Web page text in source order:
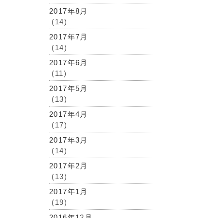
2017年8月
(14)
2017年7月
(14)
2017年6月
(11)
2017年5月
(13)
2017年4月
(17)
2017年3月
(14)
2017年2月
(13)
2017年1月
(19)